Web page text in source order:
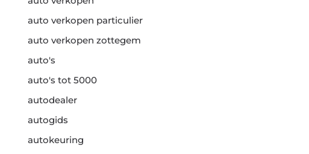
auto verkopen particulier
auto verkopen zottegem
auto's
auto's tot 5000
autodealer
autogids
autokeuring